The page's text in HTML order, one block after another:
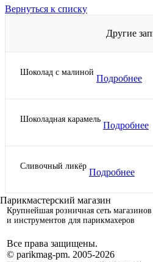
Вернуться к списку
Другие
Шоколад с малиной
Подробнее
Шоколадная карамель
Подробнее
Сливочный ликёр
Подробнее
Крупнейшая розничная сеть
и инструментов для парикмахеров
Все права защищены.
© parikmag-pm. 2005-2026